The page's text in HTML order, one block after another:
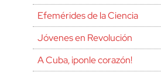
Efemérides de la Ciencia
Jóvenes en Revolución
A Cuba, ¡ponle corazón!